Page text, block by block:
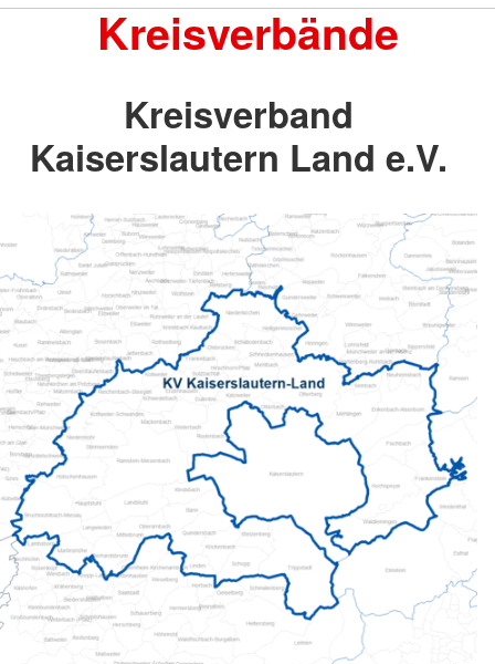
Kreisverbände
Kreisverband
Kaiserslautern Land e.V.